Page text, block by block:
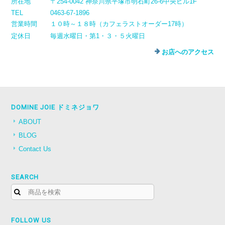
TEL
0463-67-1896
営業時間
１０時～１８時（カフェラストオーダー17時）
定休日
毎週水曜日・第1・３・５火曜日
お店へのアクセス
DOMINE JOIE ドミネジョワ
ABOUT
BLOG
Contact Us
SEARCH
FOLLOW US